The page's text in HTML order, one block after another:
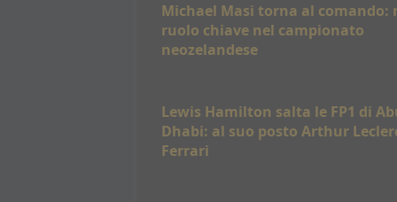
Michael Masi torna al comando:
ruolo chiave nel campionato
neozelandese
Lewis Hamilton salta le FP1 di
Dhabi: al suo posto Arthur
Ferrari